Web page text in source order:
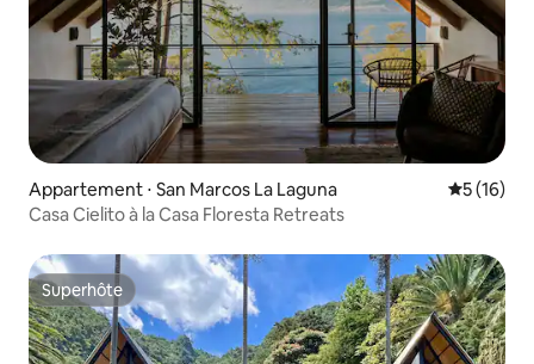
Appartement ⋅ San Marcos La Laguna
5 (16)
Casa Cielito à la Casa Floresta Retreats
Superhôte
Superhôte